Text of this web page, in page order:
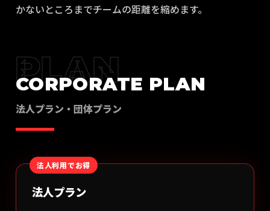
かないところまでチームの距離を縮めます。
PLAN
CORPORATE PLAN
法人プラン・団体プラン
法人利用でお得
法人プラン